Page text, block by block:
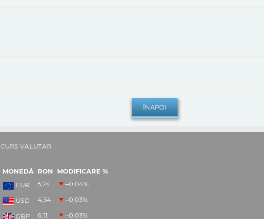
CURS VALUTAR
MONEDĂ RON
MODIFICARE %
EUR
5,24 –0,04%
USD 4,54 –0,03%
GBP 6,11 –0,03%